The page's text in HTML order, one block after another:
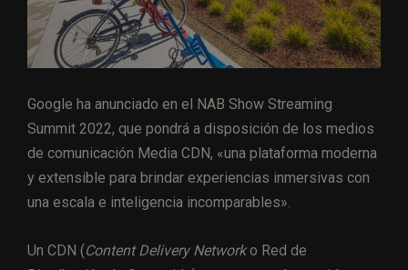
Google ha anunciado en el NAB Show Streaming
Summit 2022, que pondrá a disposición de los medios
de comunicación Media CDN, «una plataforma moderna
y extensible para brindar experiencias inmersivas con
una escala e inteligencia incomparables».
Un CDN (Content Delivery Networko Red de